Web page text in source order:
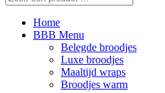
Home
BBB Menu
Belegde broodjes
Luxe broodjes
Maaltijd wraps
Broodjes warm